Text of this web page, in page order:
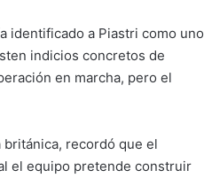
identificado a Piastri como uno
indicios concretos de
en marcha, pero el
británica, recordó que el
el equipo pretende construir